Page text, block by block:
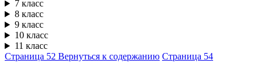
7 класс
8 класс
9 класс
10 класс
11 класс
Страница 52 Вернуться к содержанию Страница 54